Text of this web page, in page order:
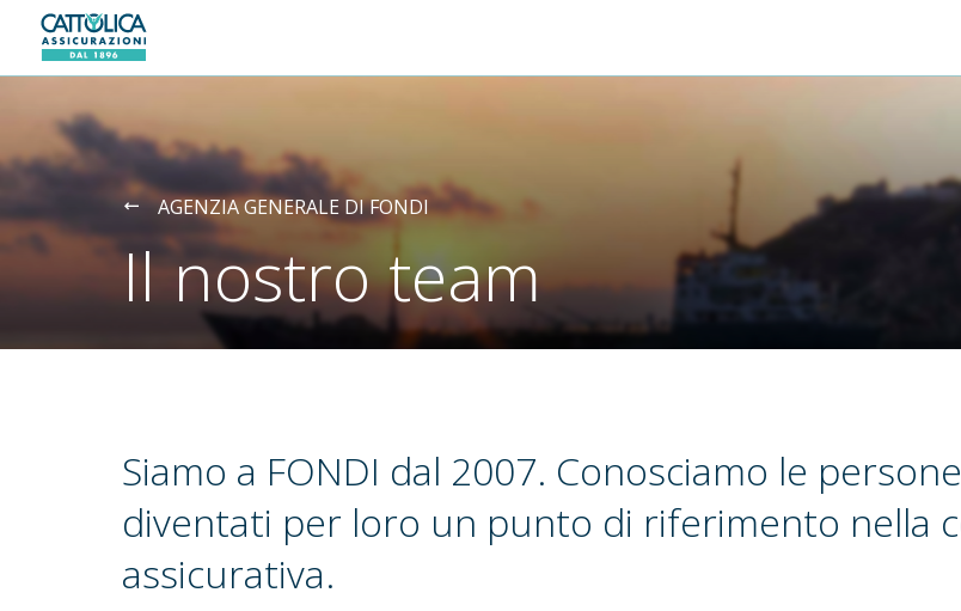
Generali logo
AGENZIA GENERALE DI FONDI
Il nostro team
Siamo a FONDI dal 2007. Conosciamo le
diventati per loro un punto di riferimento nella
assicurativa.